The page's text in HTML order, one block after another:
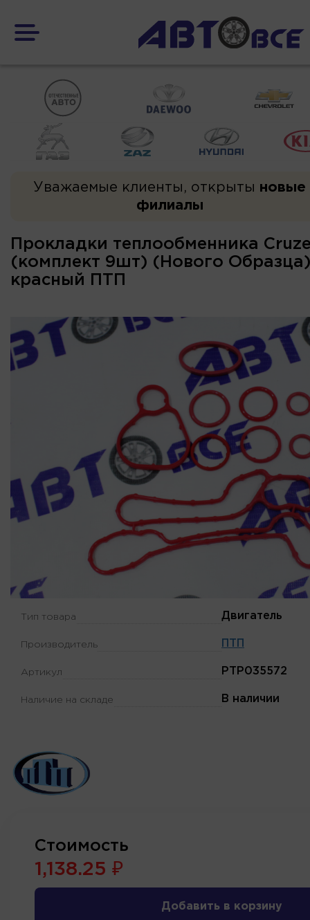
Уважаемые клиенты, открыты новые
филиалы
Прокладки теплообменника
(комплект 9шт) (Нового
красный ПТП
Тип товара Двигатель
Производитель ПТП
Артикул PTP035572
Наличие на складе В наличии
Стоимость
1,138.25 ₽
Добавить в корзину